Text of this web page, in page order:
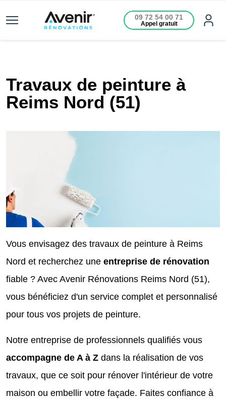
09 72 54 00 71
Appel gratuit
Travaux de peinture à
Reims Nord (51)
Vous envisagez des travaux de peinture à Reims
Nord et recherchez une entreprise de rénovation
fiable ? Avec Avenir Rénovations Reims Nord (51),
vous bénéficiez d'un service complet et personnalisé
pour tous vos projets de peinture.
Notre entreprise de professionnels qualifiés vous
accompagne de A à Z dans la réalisation de vos
travaux, que ce soit pour rénover l'intérieur de votre
maison ou embellir votre façade. Faites confiance à